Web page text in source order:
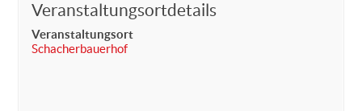
Veranstaltungsortdetails
Veranstaltungsort
Schacherbauerhof